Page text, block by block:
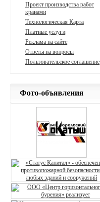
Проект производства работ
кранами
Технологическая Карта
Платные услуги
Реклама на сайте
Ответы на вопросы
Пользовательское соглашение
Фото-объявления